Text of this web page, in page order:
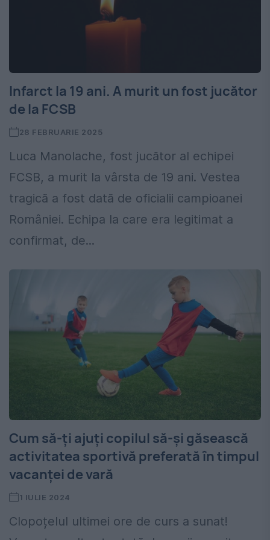
Infarct la 19 ani. A murit un fost jucător
de la FCSB
28 FEBRUARIE 2025
Luca Manolache, fost jucător al echipei
FCSB, a murit la vârsta de 19 ani. Vestea
tragică a fost dată de oficialii campioanei
României. Echipa la care era legitimat a
confirmat, de...
Cum să-ți ajuți copilul să-și găsească
activitatea sportivă preferată în timpul
vacanței de vară
1 IULIE 2024
Clopoțelul ultimei ore de curs a sunat!